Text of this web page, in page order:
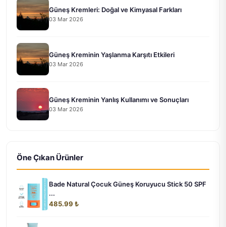
Güneş Kremleri: Doğal ve Kimyasal Farkları
03 Mar 2026
Güneş Kreminin Yaşlanma Karşıtı Etkileri
03 Mar 2026
Güneş Kreminin Yanlış Kullanımı ve Sonuçları
03 Mar 2026
Öne Çıkan Ürünler
Bade Natural Çocuk Güneş Koruyucu Stick 50 SPF
...
485.99 ₺